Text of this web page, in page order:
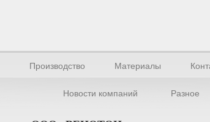
Производство Материалы
Новости компаний Разное